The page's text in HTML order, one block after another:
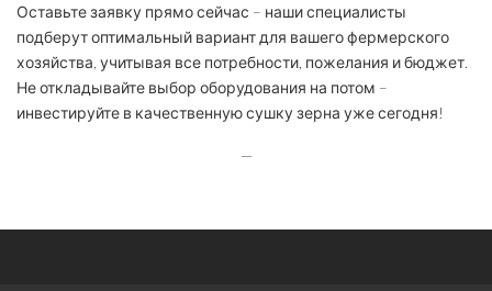
Оставьте заявку прямо сейчас – наши специалисты
подберут оптимальный вариант для вашего фермерского
хозяйства, учитывая все потребности, пожелания и бюджет.
Не откладывайте выбор оборудования на потом –
инвестируйте в качественную сушку зерна уже сегодня!
—